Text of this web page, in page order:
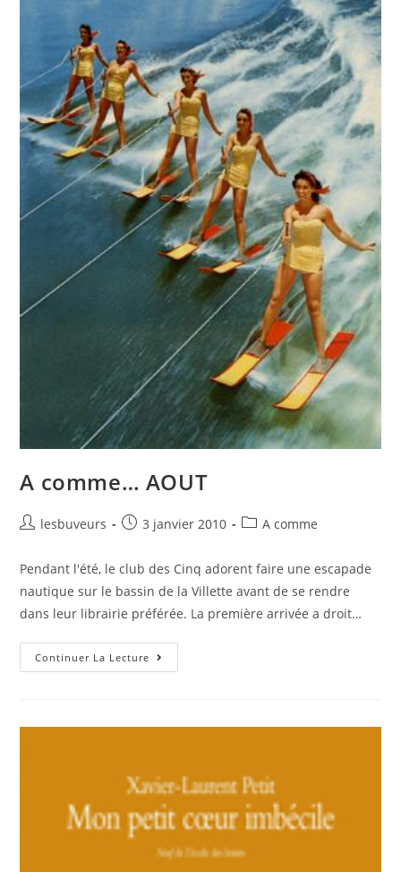
A comme… AOUT
lesbuveurs 3 janvier 2010 A comme
Pendant l'été, le club des Cinq adorent faire une escapade
nautique sur le bassin de la Villette avant de se rendre
dans leur librairie préférée. La première arrivée a droit…
Continuer La Lecture